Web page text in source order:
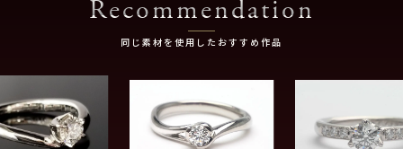
Recommendation
同じ素材を使用したおすすめ作品